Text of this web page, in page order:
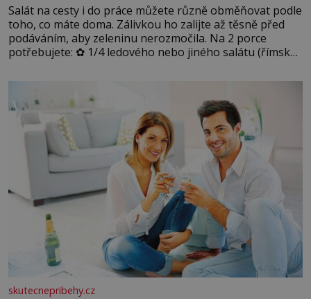
Salát na cesty i do práce můžete různě obměňovat podle
toho, co máte doma. Zálivkou ho zalijte až těsně před
podáváním, aby zeleninu nerozmočila. Na 2 porce
potřebujete: ✿ 1/4 ledového nebo jiného salátu (římský
okurky ✿ 2 rajčata Zálivka: ✿ 4 lžíce olivového oleje ✿ 1
lžíci citronové šťávy ✿ ½ stroužku
skutecnepribehy.cz